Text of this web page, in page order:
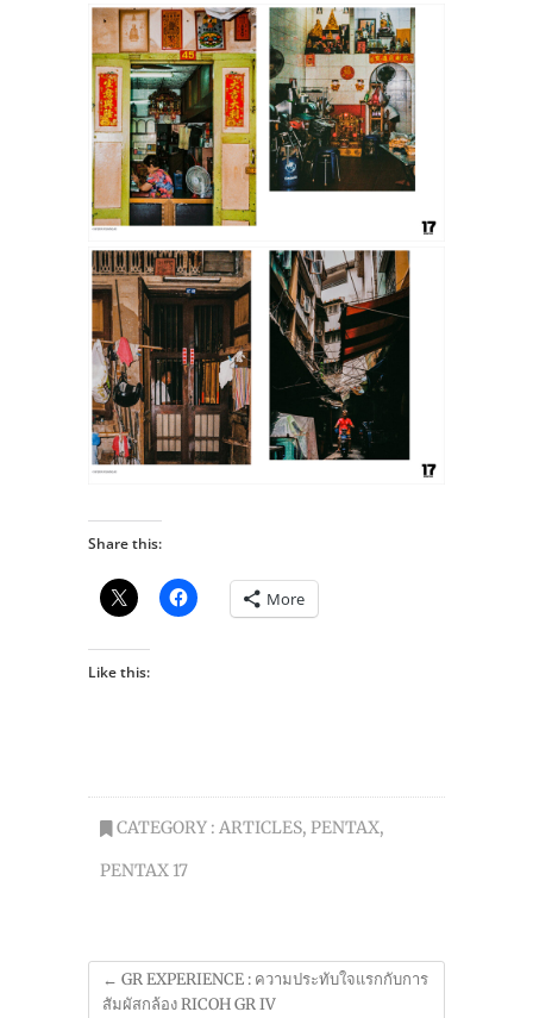
Share this:
More
Like this:
CATEGORY : ARTICLES, PENTAX,
PENTAX 17
← GR EXPERIENCE : ความประทับใจแรกกับการ
สัมผัสกล้อง RICOH GR IV